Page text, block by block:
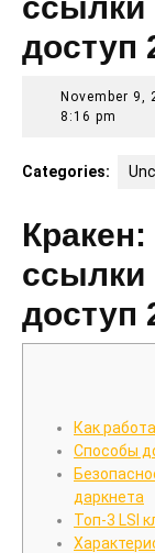
доступ
November 9,
8:16 pm
Categories:
ссылки
доступ
Как
Способы
даркнета
Топ-3 LSI